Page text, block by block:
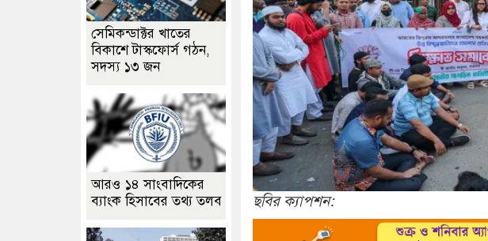
ছবির ক্যাপশন:
সেমিকন্ডাক্টর খাতের
বিকাশে টাস্কফোর্স গঠন,
সদস্য ১৩ জন
আরও ১৪ সাংবাদিকের
ব্যাংক হিসাবের তথ্য তলব